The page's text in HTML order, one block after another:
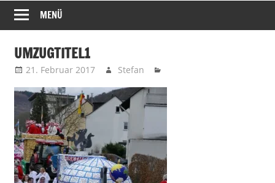
in
Spay!
MENÜ
UMZUGTITEL1
21. Februar 2017 Stefan